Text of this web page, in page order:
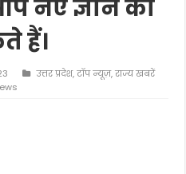
नए ज्ञान का
हैं।
उत्तर प्रदेश,टॉप न्यूज़,राज्य खबरें